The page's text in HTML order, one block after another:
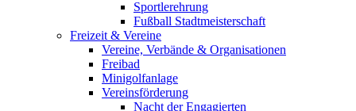
Sportlerehrung
Fußball Stadtmeisterschaft
Freizeit & Vereine
Vereine, Verbände & Organisationen
Freibad
Minigolfanlage
Vereinsförderung
Nacht der Engagierten